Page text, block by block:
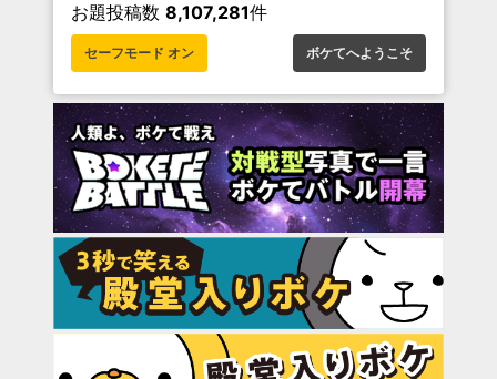
お題投稿数 8,107,281件
セーフモード オン ボケてへようこそ